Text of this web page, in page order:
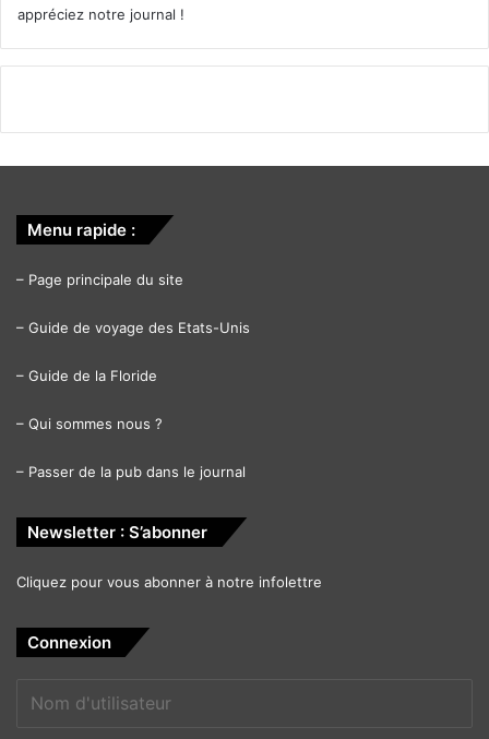
appréciez notre journal !
Menu rapide :
– Page principale du site
– Guide de voyage des Etats-Unis
– Guide de la Floride
– Qui sommes nous ?
– Passer de la pub dans le journal
Newsletter : S’abonner
Cliquez pour vous abonner à notre infolettre
Connexion